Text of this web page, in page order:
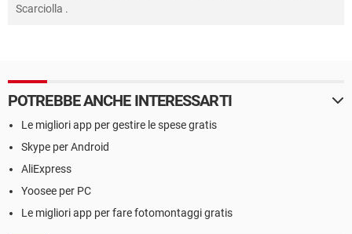
Scarciolla .
POTREBBE ANCHE INTERESSARTI
Le migliori app per gestire le spese gratis
Skype per Android
AliExpress
Yoosee per PC
Le migliori app per fare fotomontaggi gratis